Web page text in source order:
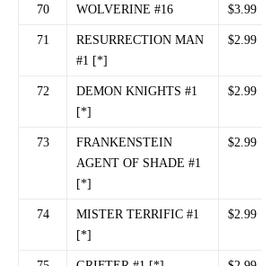
70 WOLVERINE #16 $3.99
71
RESURRECTION MAN
#1 [*]
$2.99
72
DEMON KNIGHTS #1
[*]
$2.99
73
FRANKENSTEIN
AGENT OF SHADE #1
[*]
$2.99
74
MISTER TERRIFIC #1
[*]
$2.99